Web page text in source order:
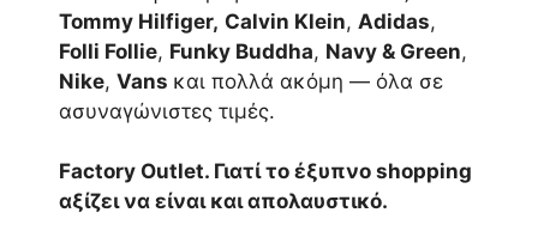
Tommy Hilfiger, Calvin Klein, Adidas,
Folli Follie, Funky Buddha, Navy & Green,
Nike, Vans και πολλά ακόμη — όλα σε
ασυναγώνιστες τιμές.
Factory Outlet. Γιατί το έξυπνο shopping
αξίζει να είναι και απολαυστικό.